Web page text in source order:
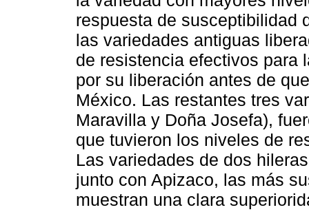
respuesta de susceptibilidad
las variedades antiguas
de resistencia efectivos para
por su liberación antes de
México. Las restantes tres
Maravilla y Doña Josefa),
que tuvieron los niveles de
Las variedades de dos
junto con Apizaco, las más
muestran una clara